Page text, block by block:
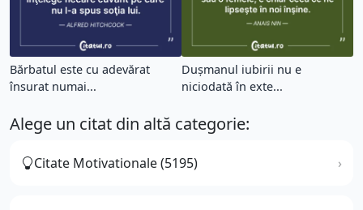
Bărbatul este cu adevărat
însurat numai...
Duşmanul iubirii nu e
niciodată în exte...
Alege un citat din altă categorie:
Citate Motivationale (5195)